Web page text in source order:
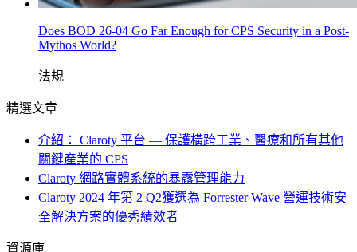
Does BOD 26-04 Go Far Enough for CPS Security in a Post-
Mythos World?
法規
精選文章
介紹： Claroty 平台 — 保護橫跨工業、醫療和所有其他
關鍵產業的 CPS
Claroty 網路實體系統的暴露管理能力
Claroty 2024 年第 2 Q2獲選為 Forrester Wave 營運技術安
全解決方案的優秀績效者
資源庫